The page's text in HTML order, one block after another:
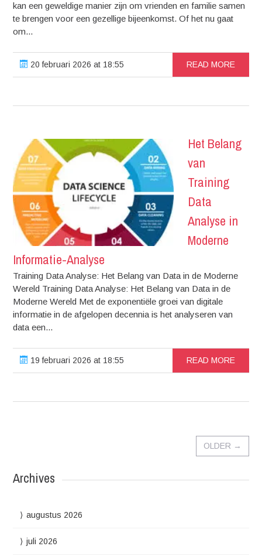
kan een geweldige manier zijn om vrienden en familie samen
te brengen voor een gezellige bijeenkomst. Of het nu gaat
om...
20 februari 2026 at 18:55 READ MORE
Het Belang
van
Training
Data
Analyse in
Moderne
Informatie-Analyse
Training Data Analyse: Het Belang van Data in de Moderne
Wereld Training Data Analyse: Het Belang van Data in de
Moderne Wereld Met de exponentiële groei van digitale
informatie in de afgelopen decennia is het analyseren van
data een...
19 februari 2026 at 18:55 READ MORE
OLDER →
Archives
augustus 2026
juli 2026